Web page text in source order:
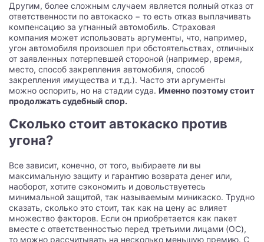
Другим, более сложным случаем является полный отказ от
ответственности по автокаско − то есть отказ выплачивать
компенсацию за угнанный автомобиль. Страховая
компания может использовать аргументы, что, например,
угон автомобиля произошел при обстоятельствах, отличных
от заявленных потерпевшей стороной (например, время,
место, способ закрепления автомобиля, способ
закрепления имущества и т.д.). Часто эти аргументы
можно оспорить, но на стадии суда. Именно поэтому стоит
продолжать судебный спор.
Сколько стоит автокаско против
угона?
Все зависит, конечно, от того, выбираете ли вы
максимальную защиту и гарантию возврата денег или,
наоборот, хотите сэкономить и довольствуетесь
минимальной защитой, так называемым миникаско. Трудно
сказать, сколько это стоит, так как на цену ac влияет
множество факторов. Если он приобретается как пакет
вместе с ответственностью перед третьими лицами (OC),
то можно рассчитывать на несколько меньшую премию. С